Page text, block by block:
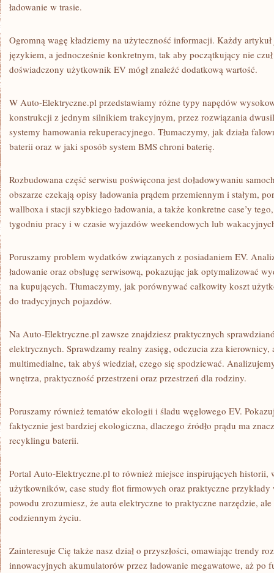
ładowanie w trasie.
Ogromną wagę kładziemy na użyteczność informacji. Każdy
językiem, a jednocześnie konkretnym, tak aby początkujący nie
doświadczony użytkownik EV mógł znaleźć dodatkową wartość.
W Auto-Elektryczne.pl przedstawiamy różne typy napędów
konstrukcji z jednym silnikiem trakcyjnym, przez rozwiązania
systemy hamowania rekuperacyjnego. Tłumaczymy, jak działa
baterii oraz w jaki sposób system BMS chroni baterię.
Rozbudowana część serwisu poświęcona jest doładowywaniu
obszarze czekają opisy ładowania prądem przemiennym i stałym,
wallboxa i stacji szybkiego ładowania, a także konkretne case’y
tygodniu pracy i w czasie wyjazdów weekendowych lub
Poruszamy problem wydatków związanych z posiadaniem EV.
ładowanie oraz obsługę serwisową, pokazując jak optymalizować
na kupujących. Tłumaczymy, jak porównywać całkowity koszt
do tradycyjnych pojazdów.
Na Auto-Elektryczne.pl zawsze znajdziesz praktycznych
elektrycznych. Sprawdzamy realny zasięg, odczucia zza
multimedialne, tak abyś wiedział, czego się spodziewać.
wnętrza, praktyczność przestrzeni oraz przestrzeń dla rodziny.
Poruszamy również tematów ekologii i śladu węglowego EV.
faktycznie jest bardziej ekologiczna, dlaczego źródło prądu ma
recyklingu baterii.
Portal Auto-Elektryczne.pl to również miejsce inspirujących historii,
użytkowników, case study flot firmowych oraz praktyczne
powodu zrozumiesz, że auta elektryczne to praktyczne narzędzie,
codziennym życiu.
Zainteresuje Cię także nasz dział o przyszłości, omawiając trendy
innowacyjnych akumulatorów przez ładowanie megawatowe, aż po